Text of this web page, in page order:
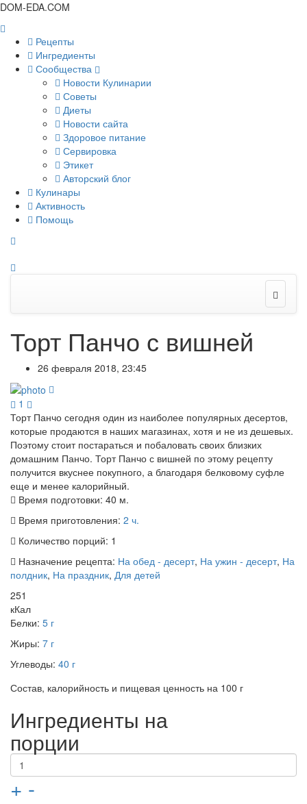
DOM-EDA.COM
Рецепты
Ингредиенты
Сообщества
Новости Кулинарии
Советы
Диеты
Новости сайта
Здоровое питание
Сервировка
Этикет
Авторский блог
Кулинары
Активность
Помощь
Торт Панчо с вишней
26 февраля 2018, 23:45
1
Торт Панчо сегодня один из наиболее популярных десертов,
которые продаются в наших магазинах, хотя и не из дешевых.
Поэтому стоит постараться и побаловать своих близких
домашним Панчо. Торт Панчо с вишней по этому рецепту
получится вкуснее покупного, а благодаря белковому суфле
еще и менее калорийный.
Время подготовки: 40 м.
Время приготовления: 2 ч.
Количество порций: 1
Назначение рецепта: На обед - десерт, На ужин - десерт, На
полдник, На праздник, Для детей
251
кКал
Белки: 5 г
Жиры: 7 г
Углеводы: 40 г
Состав, калорийность и пищевая ценность на 100 г
Ингредиенты на
порции
+ -